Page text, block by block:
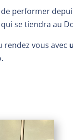
performer
qui se tiendra au
vous avec